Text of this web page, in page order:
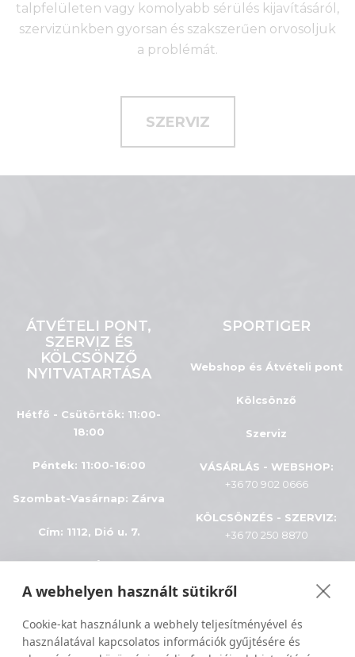
talpfelületen vagy komolyabb sérülés kijavításáról,
szervizünkben gyorsan és szakszerűen orvosoljuk
a problémát.
SZERVIZ
ÁTVÉTELI PONT,
SZERVIZ ÉS
KÖLCSÖNZŐ
NYITVATARTÁSA
Hétfő - Csütörtök: 11:00-
18:00
Péntek: 11:00-16:00
Szombat-Vasárnap: Zárva
Cím: 1112, Dió u. 7.
SPORTIGER
Webshop és Átvételi pont
Kölcsönző
Szerviz
VÁSÁRLÁS - WEBSHOP:
+36 70 902 0666
KÖLCSÖNZÉS - SZERVIZ:
+36 70 250 8870
Adatkezelés
Minden jog fenntartva © 2024
Sportiger
A webhelyen használt sütikről
Cookie-kat használunk a webhely teljesítményével és
használatával kapcsolatos információk gyűjtésére és